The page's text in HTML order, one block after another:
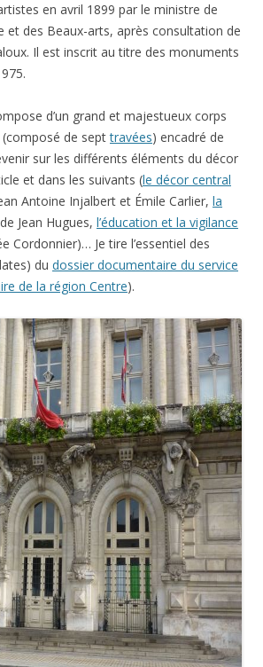
en avril 1899 par le ministre de
et des Beaux-arts, après consultation de
Il est inscrit au titre des monuments
d’un grand et majestueux corps
de septtravées) encadré de
sur les différents éléments du décor
et dans les suivants (le décor central
Antoine Injalbert et Émile Carlier, la
de Jean Hugues, l’éducation et la vigilance
Cordonnier)… Je tire l’essentiel des
du dossier documentaire du service
de la région Centre).